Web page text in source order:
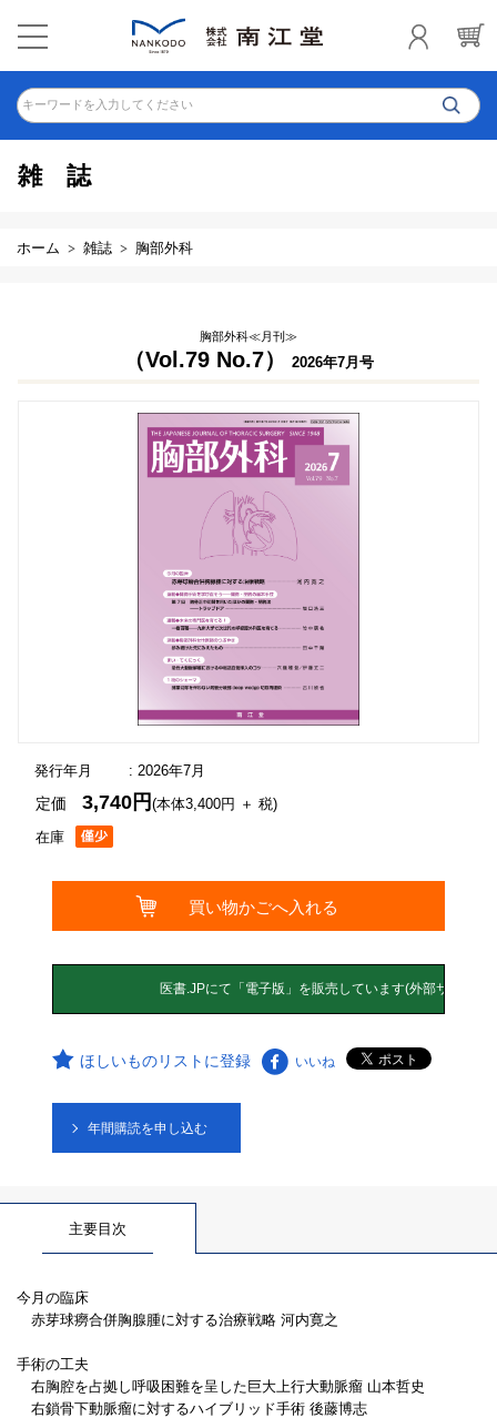
キーワードを入力してください
雑誌
ホーム 雑誌 胸部外科
胸部外科≪月刊≫
（Vol.79 No.7） 2026年7月号
発行年月 : 2026年7月
在庫
定価3,740円(本体3,400円 ＋ 税)
ほしいものリストに登録 いいね
年間購読を申し込む
主要目次
今月の臨床
赤芽球癆合併胸腺腫に対する治療戦略 河内寛之
手術の工夫
右胸腔を占拠し呼吸困難を呈した巨大上行大動脈瘤 山本哲史
右鎖骨下動脈瘤に対するハイブリッド手術 後藤博志